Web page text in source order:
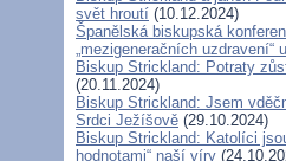
svět hroutí (10.12.2024)
Španělská biskupská
„mezigeneračních
Biskup Strickland: Potraty
(20.11.2024)
Biskup Strickland: Jsem
Srdci Ježíšově (29.10.2024)
Biskup Strickland: Katolíci
hodnotami“ naší víry